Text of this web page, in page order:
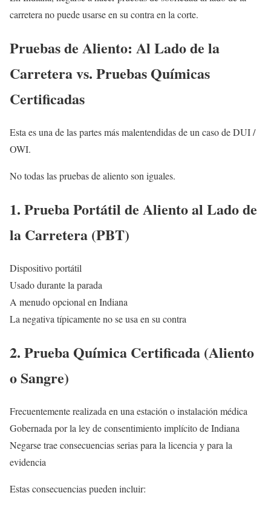
carretera no puede usarse en su contra en la corte.
Pruebas de Aliento: Al Lado de la
Carretera vs. Pruebas Químicas
Certificadas
Esta es una de las partes más malentendidas de un caso de DUI /
OWI.
No todas las pruebas de aliento son iguales.
1. Prueba Portátil de Aliento al Lado de
la Carretera (PBT)
Dispositivo portátil
Usado durante la parada
A menudo opcional en Indiana
La negativa típicamente no se usa en su contra
2. Prueba Química Certificada (Aliento
o Sangre)
Frecuentemente realizada en una estación o instalación médica
Gobernada por la ley de consentimiento implícito de Indiana
Negarse trae consecuencias serias para la licencia y para la
evidencia
Estas consecuencias pueden incluir: